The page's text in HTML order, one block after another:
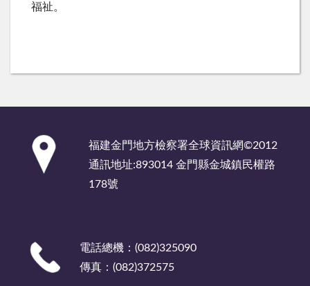
福祉。
福建金門地方檢察署全球資訊網©2012
通訊地址:893014 金門縣金城鎮民權路
178號
電話總機：(082)325090
傳真：(082)372575